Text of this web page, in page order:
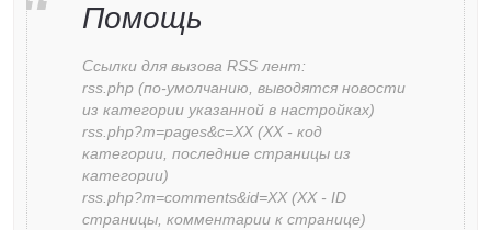
Помощь
Ссылки для вызова RSS лент:
rss.php (по-умолчанию, выводятся новости
из категории указанной в настройках)
rss.php?m=pages&c=XX (XX - код
категории, последние страницы из
категории)
rss.php?m=comments&id=XX (XX - ID
страницы, комментарии к странице)